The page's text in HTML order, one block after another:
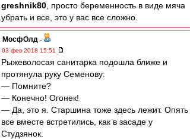
greshnik80 , просто беременность в виде мяча
убрать и все, это у вас все сложно.
МосфОлд -
03 фев 2018 15:51
Рыжеволосая санитарка подошла ближе и
протянула руку Семенову:
— Помните?
— Конечно! Огонек!
— Да, это я. Старшина тоже здесь лежит. Опять
все вместе встретились, как в засаде у
Студзянок.